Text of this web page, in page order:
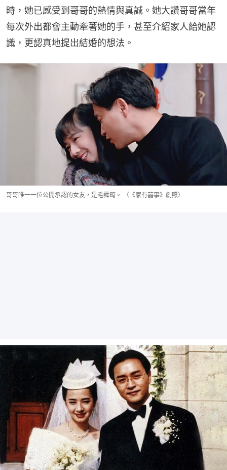
時，她已感受到哥哥的熱情與真誠。她大讚哥哥當年
每次外出都會主動牽著她的手，甚至介紹家人給她認
識，更認真地提出結婚的想法。
哥哥唯一一位公開承認的女友，是毛舜筠。 （《家有囍事》劇照）